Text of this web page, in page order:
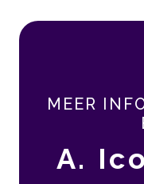
MEER
A.